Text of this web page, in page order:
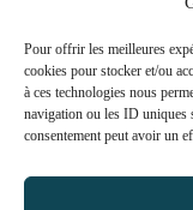
Pour offrir les meilleures
cookies pour stocker et/ou
à ces technologies nous
navigation ou les ID uniques
consentement peut avoir un
Laurentides
Bas